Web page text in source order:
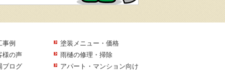
事例
様の声
ブログ
塗装メニュー・価格
雨樋の修理・掃除
アパート・マンション向け